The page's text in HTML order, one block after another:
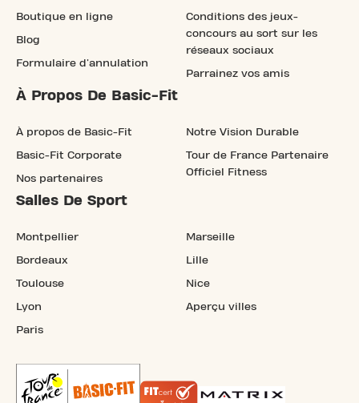
Boutique en ligne
Blog
Formulaire d'annulation
Conditions des jeux-
concours au sort sur les
réseaux sociaux
Parrainez vos amis
À Propos De Basic-Fit
À propos de Basic-Fit
Basic-Fit Corporate
Nos partenaires
Notre Vision Durable
Tour de France Partenaire
Officiel Fitness
Salles De Sport
Montpellier
Bordeaux
Toulouse
Lyon
Paris
Marseille
Lille
Nice
Aperçu villes